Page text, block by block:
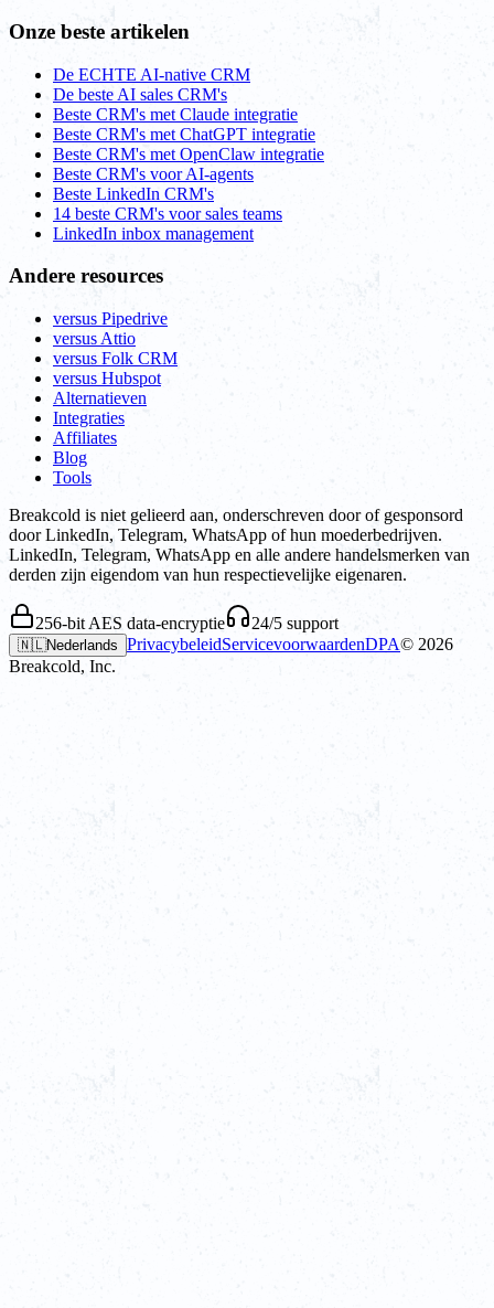
Onze beste artikelen
De ECHTE AI-native CRM
De beste AI sales CRM's
Beste CRM's met Claude integratie
Beste CRM's met ChatGPT integratie
Beste CRM's met OpenClaw integratie
Beste CRM's voor AI-agents
Beste LinkedIn CRM's
14 beste CRM's voor sales teams
LinkedIn inbox management
Andere resources
versus Pipedrive
versus Attio
versus Folk CRM
versus Hubspot
Alternatieven
Integraties
Affiliates
Blog
Tools
Breakcold is niet gelieerd aan, onderschreven door of gesponsord
door LinkedIn, Telegram, WhatsApp of hun moederbedrijven.
LinkedIn, Telegram, WhatsApp en alle andere handelsmerken van
derden zijn eigendom van hun respectievelijke eigenaren.
256-bit AES data-encryptie 24/5 support
🇳🇱Nederlands PrivacybeleidServicevoorwaardenDPA© 2026
Breakcold, Inc.